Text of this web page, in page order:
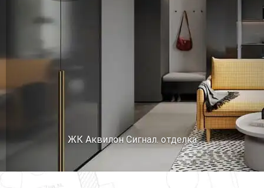
ЖК Аквилон Сигнал. отделка